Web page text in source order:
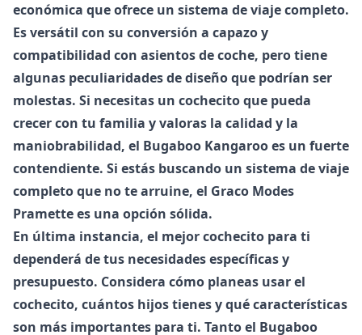
económica que ofrece un sistema de viaje completo.
Es versátil con su conversión a capazo y
compatibilidad con asientos de coche, pero tiene
algunas peculiaridades de diseño que podrían ser
molestas. Si necesitas un cochecito que pueda
crecer con tu familia y valoras la calidad y la
maniobrabilidad, el Bugaboo Kangaroo es un fuerte
contendiente. Si estás buscando un sistema de viaje
completo que no te arruine, el Graco Modes
Pramette es una opción sólida.
En última instancia, el mejor cochecito para ti
dependerá de tus necesidades específicas y
presupuesto. Considera cómo planeas usar el
cochecito, cuántos hijos tienes y qué características
son más importantes para ti. Tanto el Bugaboo